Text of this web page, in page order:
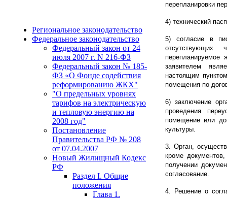
Региональное законодательство
Федеральное законодательство
Федеральный закон от 24
июля 2007 г. N 216-ФЗ
Федеральный закон № 185-
ФЗ «О Фонде содействия
реформированию ЖКХ"
"О предельных уровнях
тарифов на электрическую
и тепловую энергию на
2008 год"
Постановление
Правительства РФ № 208
от 07.04.2007
Новый Жилищный Кодекс
РФ
Раздел I. Общие
положения
Глава 1.
перепланировки
4) технический
5) согласие в
отсутствующих
перепланируемое
заявителем
настоящим
помещения по
6) заключение
проведения
помещение или
культуры.
3. Орган,
кроме
получении
согласование.
4. Решение о